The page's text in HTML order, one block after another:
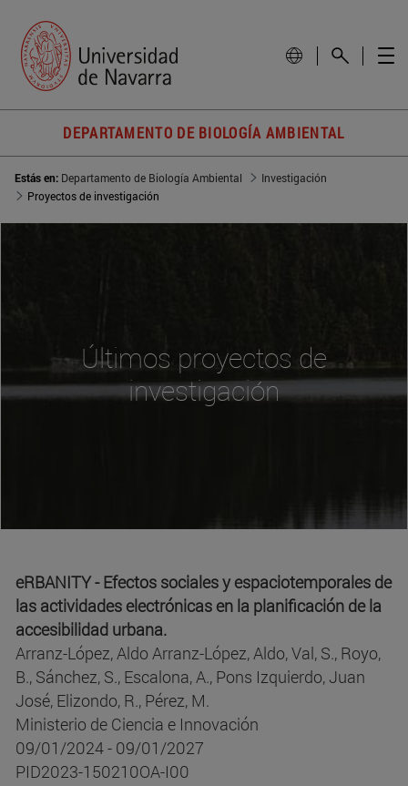
DEPARTAMENTO DE BIOLOGÍA AMBIENTAL
Estás en: Departamento de Biología Ambiental
Investigación
Proyectos de investigación
Últimos proyectos de
investigación
eRBANITY - Efectos sociales y espaciotemporales de
las actividades electrónicas en la planificación de la
accesibilidad urbana.
Arranz-López, Aldo Arranz-López, Aldo, Val, S., Royo,
B., Sánchez, S., Escalona, A., Pons Izquierdo, Juan
José, Elizondo, R., Pérez, M.
Ministerio de Ciencia e Innovación
09/01/2024 - 09/01/2027
PID2023-150210OA-I00